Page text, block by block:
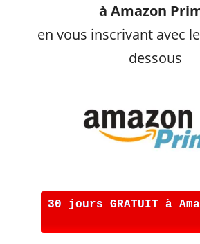
à Amazon
en vous inscrivant avec
dessous
30 jours GRATUIT à